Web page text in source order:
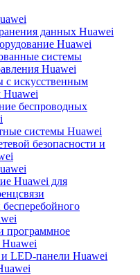
данных Huawei
Huawei
системы
Huawei
искусственным
Huawei
беспроводных
системы Huawei
безопасности и
Huawei для
программное
Huawei
LED-панели Huawei